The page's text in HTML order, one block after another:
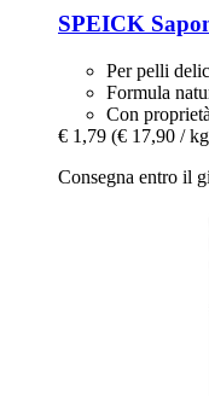
SPEICK
Per pelli
Formula
Con
€ 1,79 (€ 17,90 /
Consegna entro il